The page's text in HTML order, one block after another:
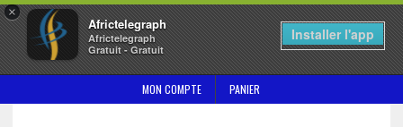
×
Africtelegraph
Africtelegraph
Gratuit - Gratuit
Installer l'app
MON COMPTE PANIER